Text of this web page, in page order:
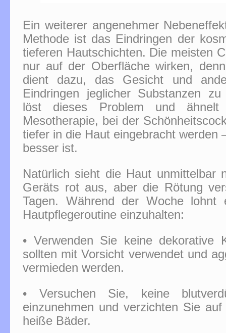
Ein weiterer angenehmer
Methode ist das Eindringen der
tieferen Hautschichten. Die meisten
nur auf der Oberfläche wirken,
dient dazu, das Gesicht und
Eindringen jeglicher Substanzen
löst dieses Problem und
Mesotherapie, bei der
tiefer in die Haut eingebracht werden
besser ist.
Natürlich sieht die Haut unmittelbar
Geräts rot aus, aber die Rötung
Tagen. Während der Woche lohnt
Hautpflegeroutine einzuhalten:
• Verwenden Sie keine dekorative
sollten mit Vorsicht verwendet und
vermieden werden.
• Versuchen Sie, keine
einzunehmen und verzichten Sie
heiße Bäder.